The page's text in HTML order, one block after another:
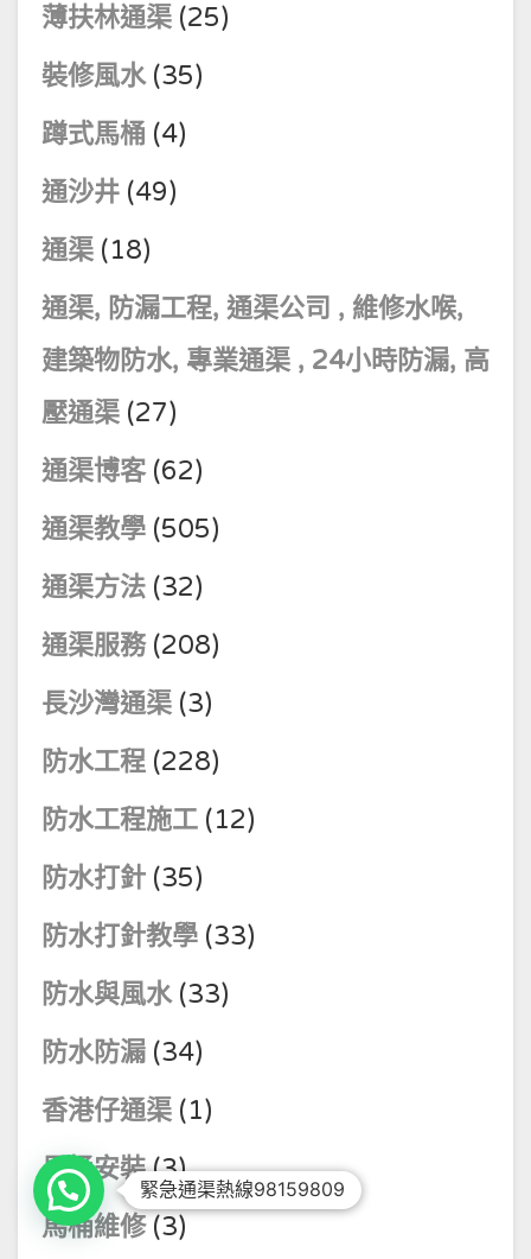
薄扶林通渠 (25)
裝修風水(35)
蹲式馬桶 (4)
通沙井 (49)
通渠 (18)
通渠, 防漏工程, 通渠公司 , 維修水喉,
建築物防水, 專業通渠 , 24小時防漏, 高
壓通渠 (27)
通渠博客(62)
通渠教學 (505)
通渠方法 (32)
通渠服務(208)
長沙灣通渠 (3)
防水工程 (228)
防水工程施工 (12)
防水打針 (35)
防水打針教學 (33)
防水與風水(33)
防水防漏 (34)
香港仔通渠 (1)
馬桶安裝(3)
馬桶維修(3)
緊急通渠熱線98159809